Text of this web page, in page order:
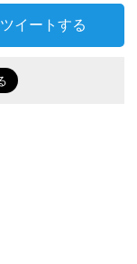
ツイートする